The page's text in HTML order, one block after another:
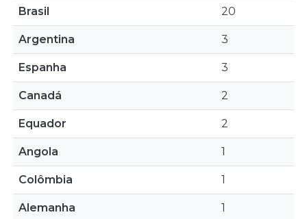
Brasil 20
Argentina 3
Espanha 3
Canadá 2
Equador 2
Angola 1
Colômbia 1
Alemanha 1